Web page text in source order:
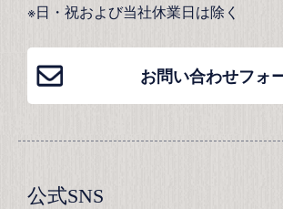
※日・祝および当社休業日は除く
お問い合わせフォ
公式SNS